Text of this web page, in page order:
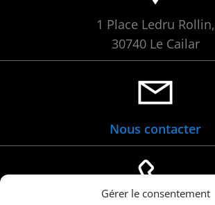
Gérer le consentement
1 Place Ledru Rollin,
30740 Le Cailar
Nous contacter